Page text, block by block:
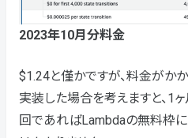
2023年10月分料金
$1.24と僅かですが、料金がか
実装した場合を考えますと、1
回であればLambdaの無料枠に